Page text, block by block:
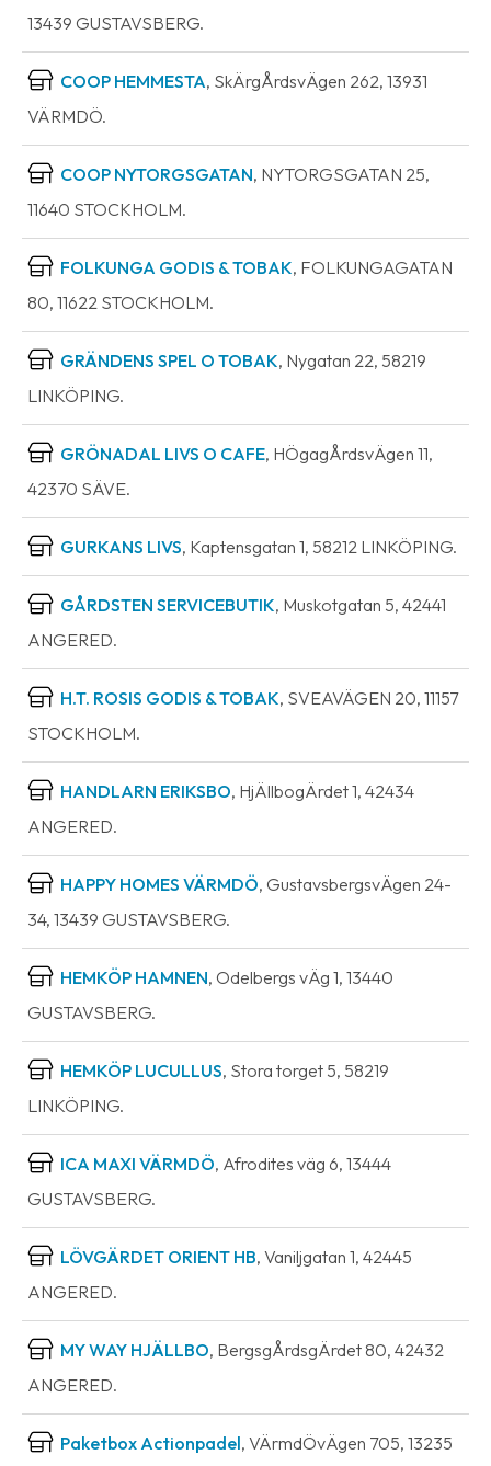
13439 GUSTAVSBERG.
COOP HEMMESTA, SkÄrgÅrdsvÄgen 262, 13931
VÄRMDÖ.
COOP NYTORGSGATAN, NYTORGSGATAN 25,
11640 STOCKHOLM.
FOLKUNGA GODIS & TOBAK, FOLKUNGAGATAN
80, 11622 STOCKHOLM.
GRÄNDENS SPEL O TOBAK, Nygatan 22, 58219
LINKÖPING.
GRÖNADAL LIVS O CAFE, HÖgagÅrdsvÄgen 11,
42370 SÄVE.
GURKANS LIVS, Kaptensgatan 1, 58212 LINKÖPING.
GÅRDSTEN SERVICEBUTIK, Muskotgatan 5, 42441
ANGERED.
H.T. ROSIS GODIS & TOBAK, SVEAVÄGEN 20, 11157
STOCKHOLM.
HANDLARN ERIKSBO, HjÄllbogÄrdet 1, 42434
ANGERED.
HAPPY HOMES VÄRMDÖ, GustavsbergsvÄgen 24-
34, 13439 GUSTAVSBERG.
HEMKÖP HAMNEN, Odelbergs vÄg 1, 13440
GUSTAVSBERG.
HEMKÖP LUCULLUS, Stora torget 5, 58219
LINKÖPING.
ICA MAXI VÄRMDÖ, Afrodites väg 6, 13444
GUSTAVSBERG.
LÖVGÄRDET ORIENT HB, Vaniljgatan 1, 42445
ANGERED.
MY WAY HJÄLLBO, BergsgÅrdsgÄrdet 80, 42432
ANGERED.
Paketbox Actionpadel, VÄrmdÖvÄgen 705, 13235